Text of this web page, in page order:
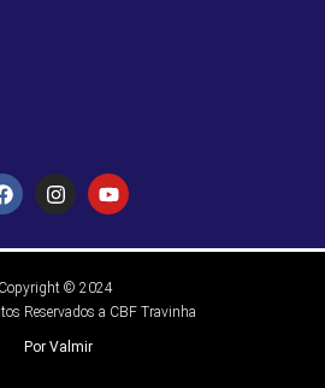
Copyright © 2024
Reservados a CBF Travinha
Por Valmir